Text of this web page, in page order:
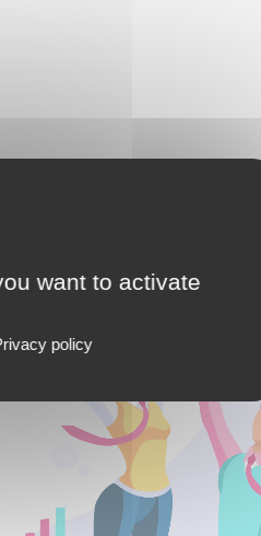
want to activate
policy